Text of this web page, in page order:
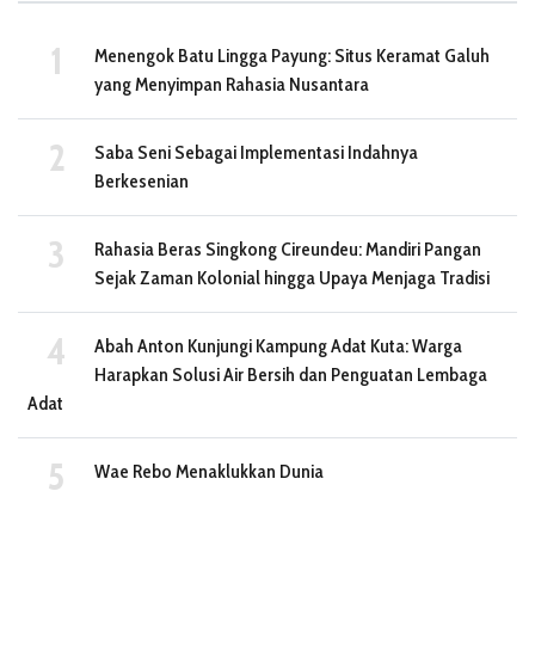
Menengok Batu Lingga Payung: Situs Keramat Galuh
yang Menyimpan Rahasia Nusantara
Saba Seni Sebagai Implementasi Indahnya
Berkesenian
Rahasia Beras Singkong Cireundeu: Mandiri Pangan
Sejak Zaman Kolonial hingga Upaya Menjaga Tradisi
Abah Anton Kunjungi Kampung Adat Kuta: Warga
Harapkan Solusi Air Bersih dan Penguatan Lembaga
Adat
Wae Rebo Menaklukkan Dunia